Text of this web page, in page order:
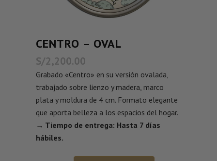
CENTRO – OVAL
S/2,200.00
Grabado «Centro» en su versión ovalada,
trabajado sobre lienzo y madera, marco
plata y moldura de 4 cm. Formato elegante
que aporta belleza a los espacios del hogar.
→ Tiempo de entrega: Hasta 7 días
hábiles.